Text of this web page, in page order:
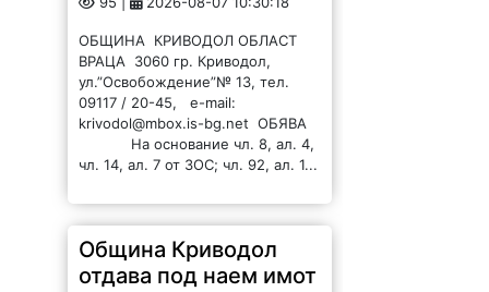
ОБЩИНА КРИВОДОЛ ОБЛАСТ
ВРАЦА 3060 гр. Криводол,
ул.”Освобождение”№ 13, тел.
09117 / 20-45, e-mail:
krivodol@mbox.is-bg.net ОБЯВА
На основание чл. 8, ал. 4,
чл. 14, ал. 7 от ЗОС; чл. 92, ал. 1...
Община Криводол
отдава под наем имот